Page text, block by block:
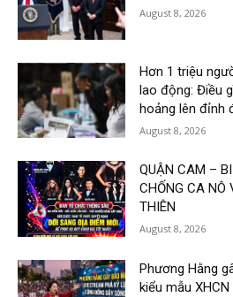
August 8, 2026
Hơn 1 triệu
lao động: Điều
hoảng lên đỉnh
August 8, 2026
QUẬN CAM –
CHỐNG CA NÔ
THIÊN
August 8, 2026
Phương Hằng
kiểu mẫu